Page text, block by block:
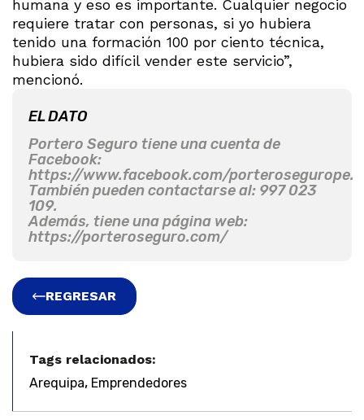
humana y eso es importante. Cualquier negocio
requiere tratar con personas, si yo hubiera
tenido una formación 100 por ciento técnica,
hubiera sido difícil vender este servicio”,
mencionó.
EL DATO
Portero Seguro tiene una cuenta de
Facebook:
https://www.facebook.com/porterosegurope.
También pueden contactarse al: 997 023
109.
Además, tiene una página web:
https://porteroseguro.com/
REGRESAR
Tags relacionados:
Arequipa, Emprendedores